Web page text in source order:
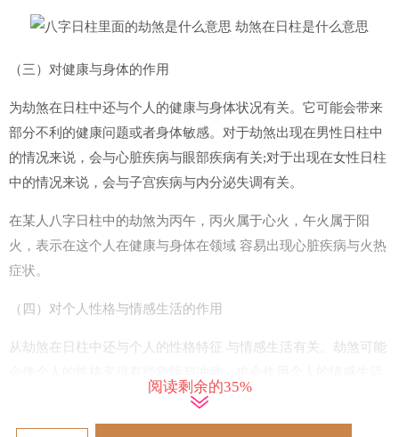
（三）对健康与身体的作用
为劫煞在日柱中还与个人的健康与身体状况有关。它可能会带来
部分不利的健康问题或者身体敏感。对于劫煞出现在男性日柱中
的情况来说，会与心脏疾病与眼部疾病有关;对于出现在女性日柱
中的情况来说，会与子宫疾病与内分泌失调有关。
在某人八字日柱中的劫煞为丙午，丙火属于心火，午火属于阳
火，表示在这个人在健康与身体在领域 容易出现心脏疾病与火热
症状。
（四）对个人性格与情感生活的作用
从劫煞在日柱中还与个人的性格特征 与情感生活有关。劫煞可能
阅读剩余的35%